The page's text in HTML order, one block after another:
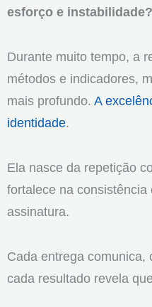
esforço e instabilidade?
Durante muito tempo, a
métodos e indicadores,
mais profundo. A
identidade.
Ela nasce da repetição
fortalece na
assinatura.
Cada entrega comunica,
cada resultado revela